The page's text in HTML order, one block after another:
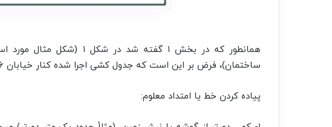
همانطور که در بخش ۱ گفته
ساختمان)، فرض بر این است که جدول کشی اجرا شده کنار خیابان ۱۶ متری امتداد معلوم است.
پیاده کردن خط یا امتداد معلوم: